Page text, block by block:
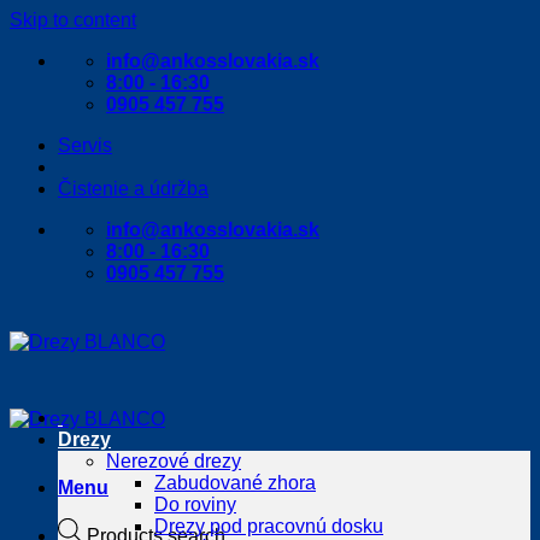
Skip to content
info@ankosslovakia.sk
8:00 - 16:30
0905 457 755
Servis
Čistenie a údržba
info@ankosslovakia.sk
8:00 - 16:30
0905 457 755
Menu
Products search
Drezy
Nerezové drezy
Zabudované zhora
Do roviny
Drezy pod pracovnú dosku